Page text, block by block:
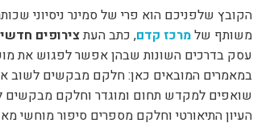
הקובץ שלפניכם הוא פרי של סמינר ניסיוני
משותף שלמרכז קדם, כתב העתצירופים
עסק בדרכים השונות שבהן אפשר לפגוש את
במאמרים המובאים כאן: חלקם מבקשים לשוב
שואפים למקדש תחום ומוגדר וחלקם מבקשים
העיון התיאורטי וחלקם מספרים סיפור מוחשי